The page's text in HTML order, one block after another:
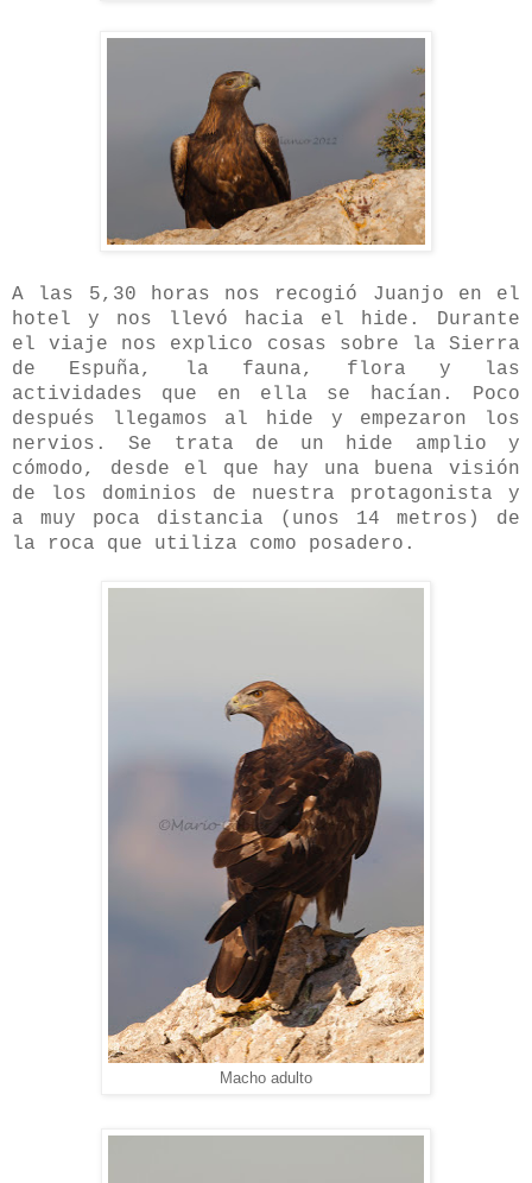
A las 5,30 horas nos recogió Juanjo en el
hotel y nos llevó hacia el hide. Durante
el viaje nos explico cosas sobre la Sierra
de Espuña, la fauna, flora y las
actividades que en ella se hacían. Poco
después llegamos al hide y empezaron los
nervios. Se trata de un hide amplio y
cómodo, desde el que hay una buena visión
de los dominios de nuestra protagonista y
a muy poca distancia (unos 14 metros) de
la roca que utiliza como posadero.
Macho adulto